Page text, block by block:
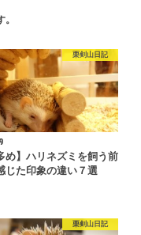
栗剣山日記
め】ハリネズミを飼う前
じた印象の違い７選
栗剣山日記